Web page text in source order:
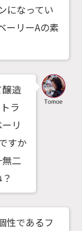
になってい
ーリーAの素
造
ラ
リ
すか
二
性であるフ